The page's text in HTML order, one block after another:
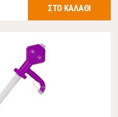
ΣΤΟ ΚΑΛΑΘΙ